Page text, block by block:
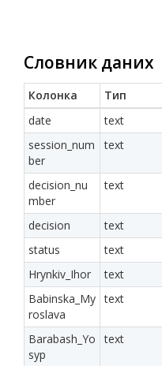
Словник даних
Колонка Тип
date
text
session_num
ber
text
decision_nu
mber
text
decision
text
status
text
Hrynkiv_Ihor
text
Babinska_My
roslava
text
Barabash_Yo
syp
text